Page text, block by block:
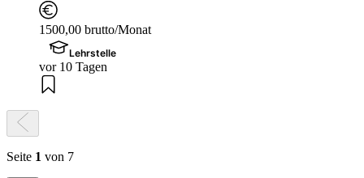
1500,00 brutto/Monat
Lehrstelle
vor 10 Tagen
Seite 1 von 7